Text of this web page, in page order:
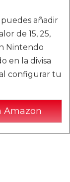
añadir
de 15, 25,
Nintendo
en la divisa
configurar tu
Amazon